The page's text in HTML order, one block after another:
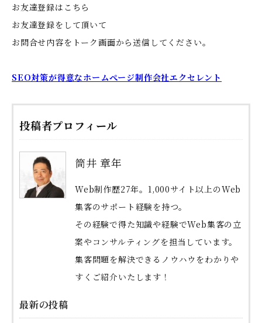
お友達登録はこちら
お友達登録をして頂いて
お問合せ内容をトーク画面から送信してください。
SEO対策が得意なホームぺージ制作会社エクセレント
投稿者プロフィール
筒井 章年
Web制作歴27年。1,000サイト以上のWeb
集客のサポート経験を持つ。
その経験で得た知識や経験でWeb集客の立
案やコンサルティングを担当しています。
集客問題を解決できるノウハウをわかりや
すくご紹介いたします！
最新の投稿